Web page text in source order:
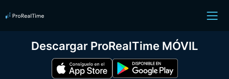
Descargar ProRealTime MÓVIL